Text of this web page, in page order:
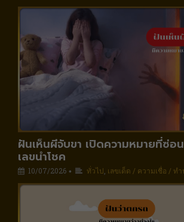
ฝันเห็นผีจับขา เปิดความหมายที่ซ่
เลขนำโชค
10/07/2026 • ทั่วไป, เลขเด็ด / ความเชื่อ / ท